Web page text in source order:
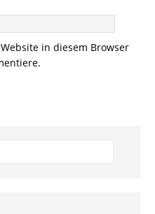
in diesem Browser